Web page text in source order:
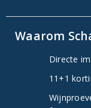
Waarom
Directe
11+1